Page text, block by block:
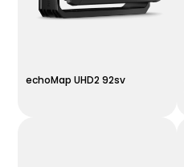
echoMap UHD2 92sv